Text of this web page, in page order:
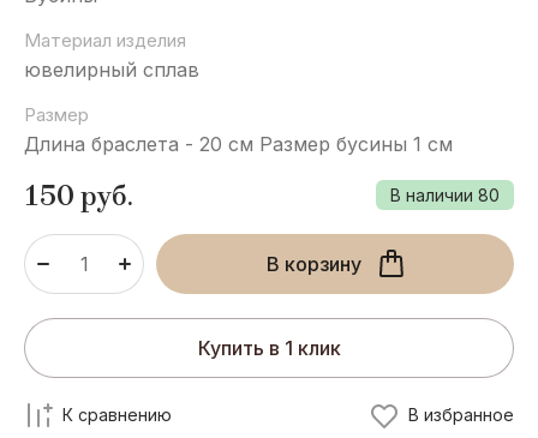
Материал изделия
ювелирный сплав
Размер
Длина браслета - 20 см Размер бусины 1 см
В наличии 80
150 руб.
В корзину
Купить в 1 клик
К сравнению В избранное